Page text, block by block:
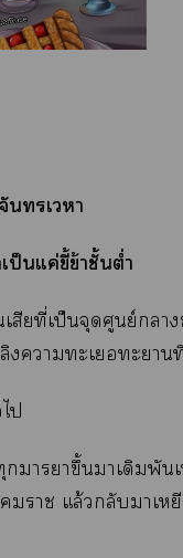
เา
ป็นแค่ขี้ข้าชั้นต่ำ
เสียที่เป็นจุดศูนย์า
งาะเะา

กาาขึ้นาเดิมพั
ฆา แล้วกลับาเ